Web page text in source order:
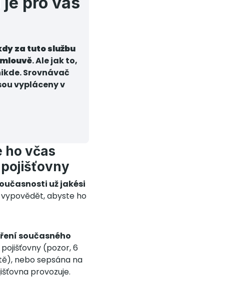
za tuto službu
. Ale jak to,
Srovnávač
vypláceny v
ho včas
už jakési
abyste ho
současného
(pozor, 6
nebo sepsána na
provozuje.